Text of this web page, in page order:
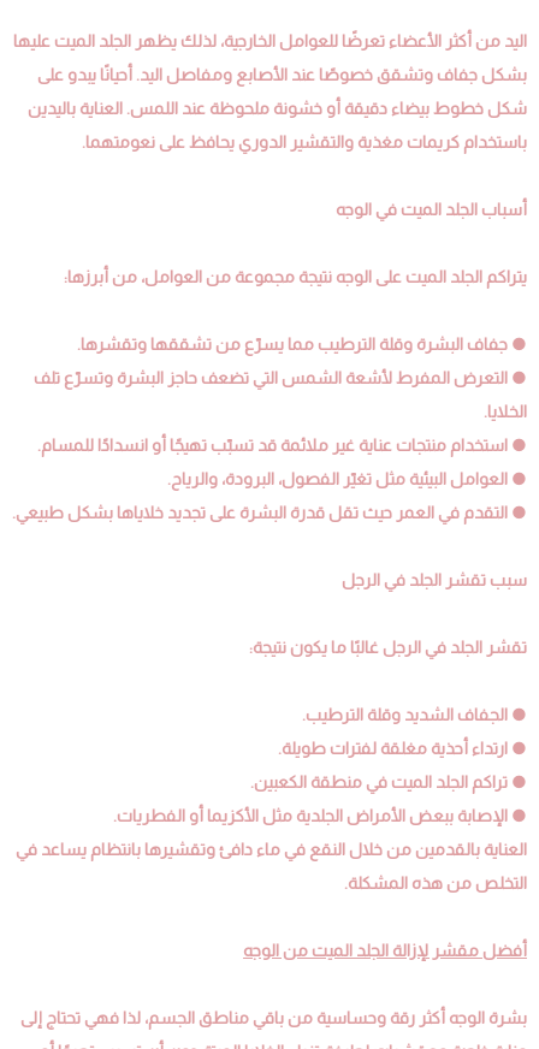
اليد من أكثر الأعضاء تعرضًا للعوامل الخارجية، لذلك يظهر الجلد الميت عليها
بشكل جفاف وتشقق خصوصًا عند الأصابع ومفاصل اليد. أحيانًا يبدو على
شكل خطوط بيضاء دقيقة أو خشونة ملحوظة عند اللمس. العناية باليدين
باستخدام كريمات مغذية والتقشير الدوري يحافظ على نعومتهما.
أسباب الجلد الميت في الوجه
يتراكم الجلد الميت على الوجه نتيجة مجموعة من العوامل، من أبرزها:
● جفاف البشرة وقلة الترطيب مما يسرّع من تشققها وتقشرها.
● التعرض المفرط لأشعة الشمس التي تضعف حاجز البشرة وتسرّع تلف
الخلايا.
● استخدام منتجات عناية غير ملائمة قد تسبّب تهيجًا أو انسدادًا للمسام.
● العوامل البيئية مثل تغيّر الفصول، البرودة، والرياح.
● التقدم في العمر حيث تقل قدرة البشرة على تجديد خلاياها بشكل طبيعي.
سبب تقشر الجلد في الرجل
تقشر الجلد في الرجل غالبًا ما يكون نتيجة:
● الجفاف الشديد وقلة الترطيب.
● ارتداء أحذية مغلقة لفترات طويلة.
● تراكم الجلد الميت في منطقة الكعبين.
● الإصابة ببعض الأمراض الجلدية مثل الأكزيما أو الفطريات.
العناية بالقدمين من خلال النقع في ماء دافئ وتقشيرها بانتظام يساعد في
التخلص من هذه المشكلة.
أفضل مقشر لإزالة الجلد الميت من الوجه
بشرة الوجه أكثر رقة وحساسية من باقي مناطق الجسم، لذا فهي تحتاج إلى